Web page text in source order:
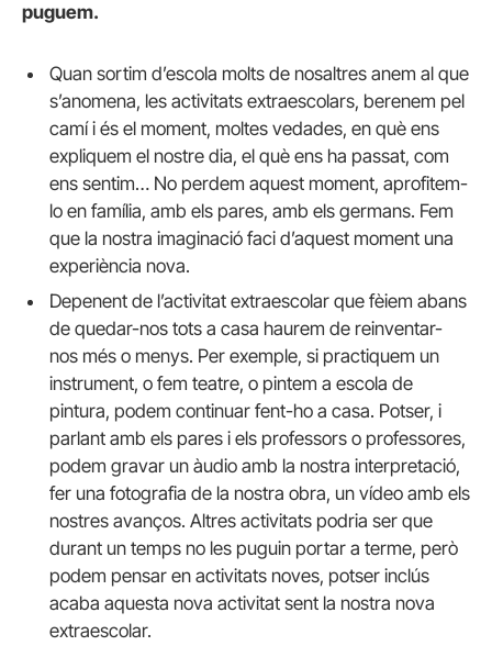
puguem.
Quan sortim d’escola molts de nosaltres anem al que
s’anomena, les activitats extraescolars, berenem pel
camí i és el moment, moltes vedades, en què ens
expliquem el nostre dia, el què ens ha passat, com
ens sentim… No perdem aquest moment, aprofitem-
lo en família, amb els pares, amb els germans. Fem
que la nostra imaginació faci d’aquest moment una
experiència nova.
Depenent de l’activitat extraescolar que fèiem abans
de quedar-nos tots a casa haurem de reinventar-
nos més o menys. Per exemple, si practiquem un
instrument, o fem teatre, o pintem a escola de
pintura, podem continuar fent-ho a casa. Potser, i
parlant amb els pares i els professors o professores,
podem gravar un àudio amb la nostra interpretació,
fer una fotografia de la nostra obra, un vídeo amb els
nostres avanços. Altres activitats podria ser que
durant un temps no les puguin portar a terme, però
podem pensar en activitats noves, potser inclús
acaba aquesta nova activitat sent la nostra nova
extraescolar.